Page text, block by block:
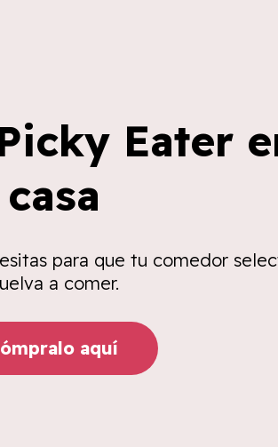
Eater
casa
para que tu comedor
a comer.
aquí